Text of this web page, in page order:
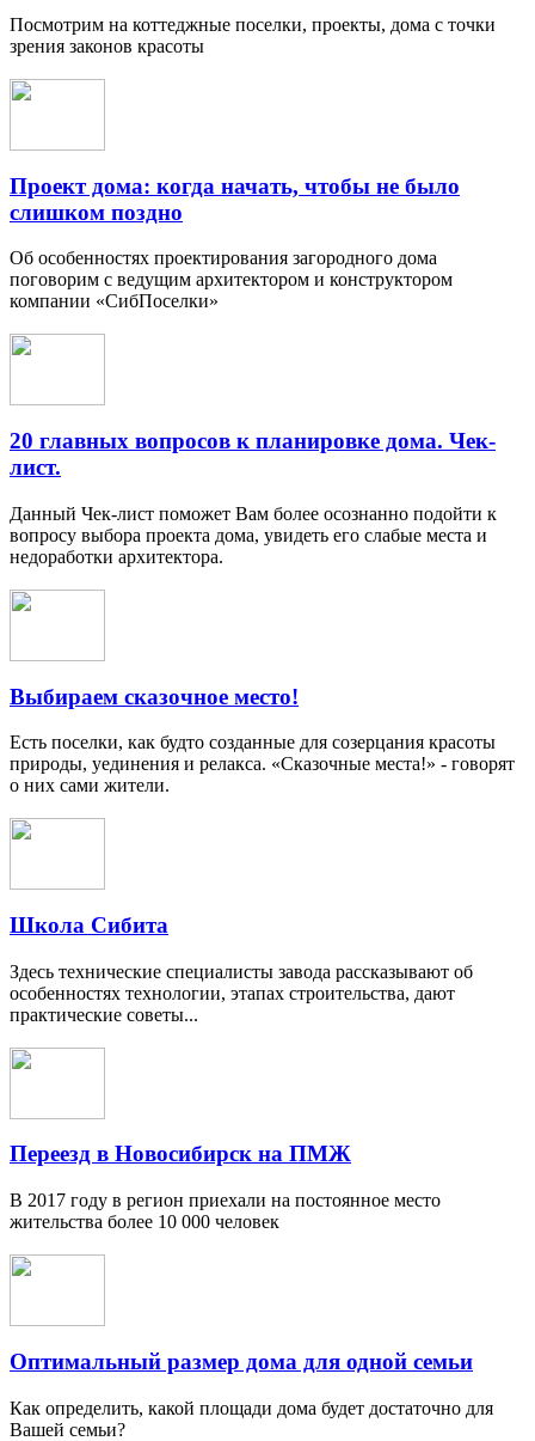
Посмотрим на коттеджные поселки, проекты, дома с точки
зрения законов красоты
Проект дома: когда начать, чтобы не было
слишком поздно
Об особенностях проектирования загородного дома
поговорим с ведущим архитектором и конструктором
компании «СибПоселки»
20 главных вопросов к планировке дома. Чек-
лист.
Данный Чек-лист поможет Вам более осознанно подойти к
вопросу выбора проекта дома, увидеть его слабые места и
недоработки архитектора.
Выбираем сказочное место!
Есть поселки, как будто созданные для созерцания красоты
природы, уединения и релакса. «Сказочные места!» - говорят
о них сами жители.
Школа Сибита
Здесь технические специалисты завода рассказывают об
особенностях технологии, этапах строительства, дают
практические советы...
Переезд в Новосибирск на ПМЖ
В 2017 году в регион приехали на постоянное место
жительства более 10 000 человек
Оптимальный размер дома для одной семьи
Как определить, какой площади дома будет достаточно для
Вашей семьи?